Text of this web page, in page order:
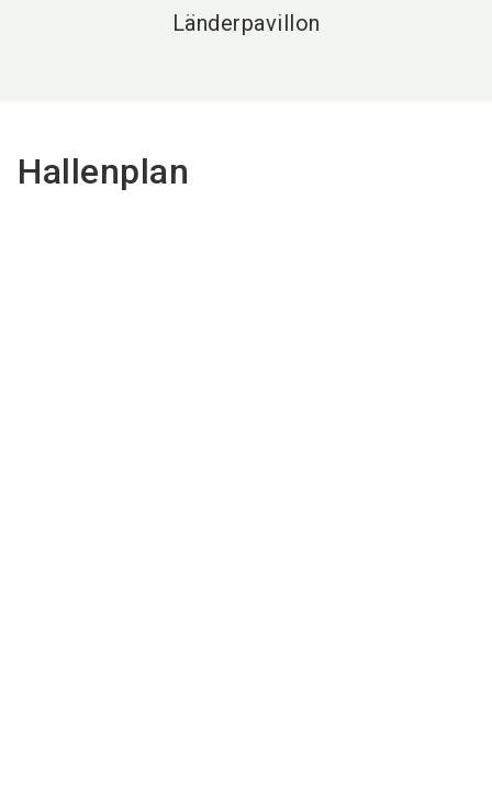
Länderpavillon
Hallenplan